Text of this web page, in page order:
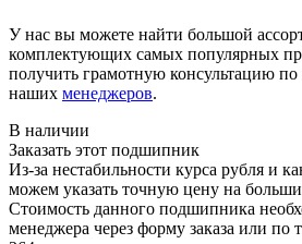
У нас вы можете найти большой
комплектующих самых популярных
получить грамотную консультацию по
наших менеджеров.
В наличии
Заказать этот подшипник
Из-за нестабильности курса рубля и
можем указать точную цену на
Стоимость данного подшипника
менеджера через форму заказа или по